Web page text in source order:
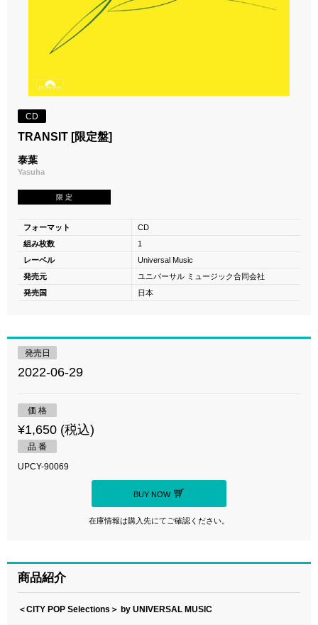
CD
TRANSIT [限定盤]
泰葉
Yasuha
限 定
フォーマット
CD
組み枚数
1
レーベル
Universal Music
発売元
ユニバーサル ミュージック合同会社
発売国
日本
発売日
2022-06-29
価 格
¥1,650 (税込)
品 番
UPCY-90069
BUY NOW
在庫情報は購入先にてご確認ください。
商品紹介
＜CITY POP Selections＞ by UNIVERSAL MUSIC